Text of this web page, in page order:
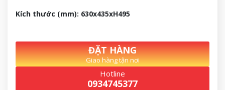
Kích thước (mm): 630x435xH495
ĐẶT HÀNG
Giao hàng tận nơi
Hotline
0934745377